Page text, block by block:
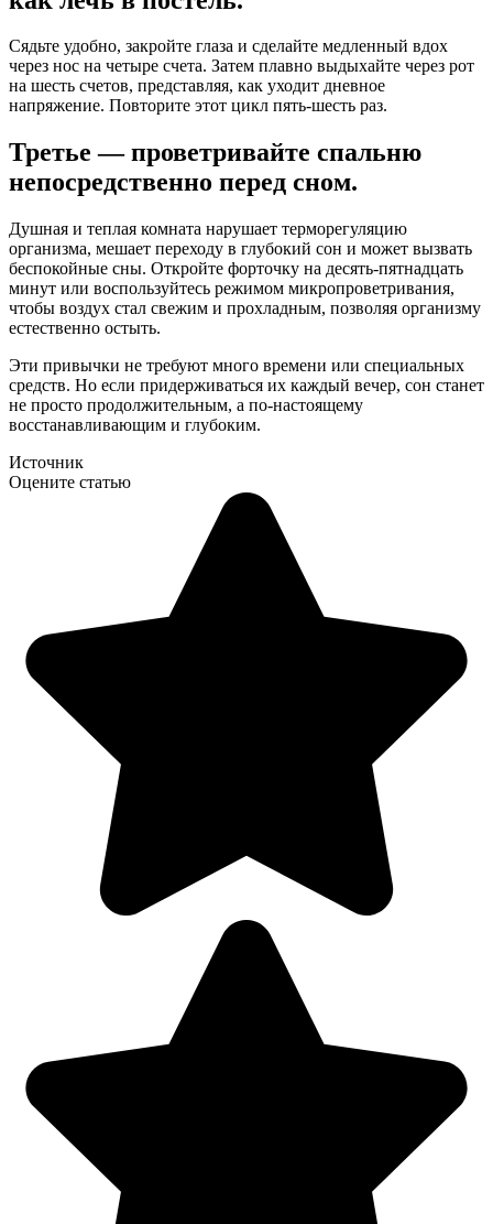
Сядьте удобно, закройте глаза и сделайте медленный вдох
через нос на четыре счета. Затем плавно выдыхайте через рот
на шесть счетов, представляя, как уходит дневное
напряжение. Повторите этот цикл пять-шесть раз.
Третье — проветривайте спальню
непосредственно перед сном.
Душная и теплая комната нарушает терморегуляцию
организма, мешает переходу в глубокий сон и может вызвать
беспокойные сны. Откройте форточку на десять-пятнадцать
минут или воспользуйтесь режимом микропроветривания,
чтобы воздух стал свежим и прохладным, позволяя организму
естественно остыть.
Эти привычки не требуют много времени или специальных
средств. Но если придерживаться их каждый вечер, сон станет
не просто продолжительным, а по-настоящему
восстанавливающим и глубоким.
Источник
Оцените статью